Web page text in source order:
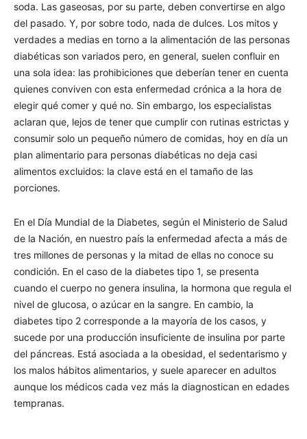
soda. Las gaseosas, por su parte, deben convertirse en algo
del pasado. Y, por sobre todo, nada de dulces. Los mitos y
verdades a medias en torno a la alimentación de las personas
diabéticas son variados pero, en general, suelen confluir en
una sola idea: las prohibiciones que deberían tener en cuenta
quienes conviven con esta enfermedad crónica a la hora de
elegir qué comer y qué no. Sin embargo, los especialistas
aclaran que, lejos de tener que cumplir con rutinas estrictas y
consumir solo un pequeño número de comidas, hoy en día un
plan alimentario para personas diabéticas no deja casi
alimentos excluidos: la clave está en el tamaño de las
porciones.
En el Día Mundial de la Diabetes, según el Ministerio de Salud
de la Nación, en nuestro país la enfermedad afecta a más de
tres millones de personas y la mitad de ellas no conoce su
condición. En el caso de la diabetes tipo 1, se presenta
cuando el cuerpo no genera insulina, la hormona que regula el
nivel de glucosa, o azúcar en la sangre. En cambio, la
diabetes tipo 2 corresponde a la mayoría de los casos, y
sucede por una producción insuficiente de insulina por parte
del páncreas. Está asociada a la obesidad, el sedentarismo y
los malos hábitos alimentarios, y suele aparecer en adultos
aunque los médicos cada vez más la diagnostican en edades
tempranas.